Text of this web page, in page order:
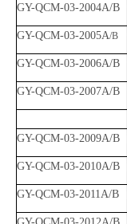
GY-QCM-03-2004A/B
GY-QCM-03-2005A/B
GY-QCM-03-2006A/B
GY-QCM-03-2007A/B
GY-QCM-03-2009A/B
GY-QCM-03-2010A/B
GY-QCM-03-2011A/B